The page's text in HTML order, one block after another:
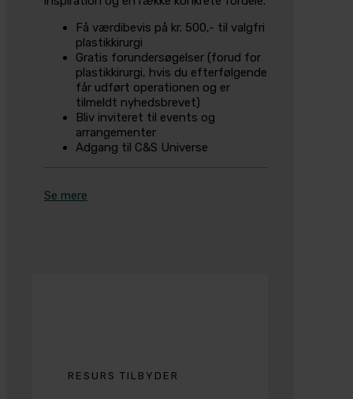
Få værdibevis på kr. 500,- til valgfri
plastikkirurgi
Gratis forundersøgelser (forud for
plastikkirurgi, hvis du efterfølgende
får udført operationen og er
tilmeldt nyhedsbrevet)
Bliv inviteret til events og
arrangementer
Adgang til C&S Universe
Se mere
RESURS TILBYDER